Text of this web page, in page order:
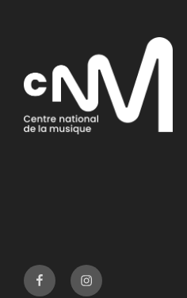
FacebookInstagram